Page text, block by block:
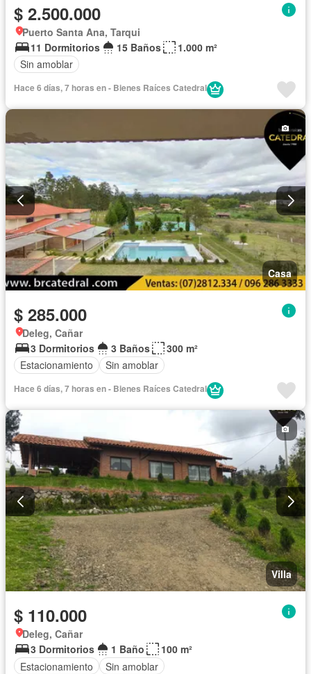
$ 2.500.000
Puerto Santa Ana, Tarqui
11 Dormitorios
15 Baños
1.000 m²
Sin amoblar
Hace 6 días, 7 horas en - Bienes Raíces Catedral
Casa
$ 285.000
Deleg, Cañar
3 Dormitorios
3 Baños
300 m²
Estacionamiento
Sin amoblar
Hace 6 días, 7 horas en - Bienes Raíces Catedral
Villa
$ 110.000
Deleg, Cañar
3 Dormitorios
1 Baño
100 m²
Estacionamiento
Sin amoblar